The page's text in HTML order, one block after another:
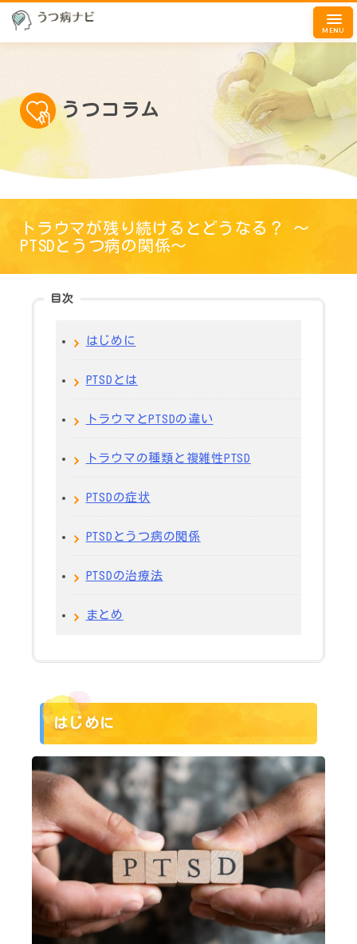
MENU
うつコラム
トラウマが残り続けるとどうなる？ ～
PTSDとうつ病の関係～
目次
はじめに
PTSDとは
トラウマとPTSDの違い
トラウマの種類と複雑性PTSD
PTSDの症状
PTSDとうつ病の関係
PTSDの治療法
まとめ
はじめに